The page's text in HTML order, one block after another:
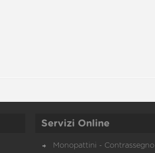
Servizi Online
Monopattini - Contrassegno